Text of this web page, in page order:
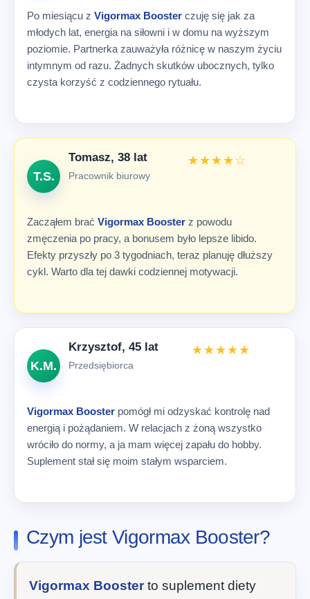
Po miesiącu z Vigormax Booster czuję się jak za
młodych lat, energia na siłowni i w domu na wyższym
poziomie. Partnerka zauważyła różnicę w naszym życiu
intymnym od razu. Żadnych skutków ubocznych, tylko
czysta korzyść z codziennego rytuału.
T.S.
Tomasz, 38 lat
Pracownik biurowy
★★★★☆
Zacząłem brać Vigormax Booster z powodu
zmęczenia po pracy, a bonusem było lepsze libido.
Efekty przyszły po 3 tygodniach, teraz planuję dłuższy
cykl. Warto dla tej dawki codziennej motywacji.
K.M.
Krzysztof, 45 lat
Przedsiębiorca
★★★★★
Vigormax Booster pomógł mi odzyskać kontrolę nad
energią i pożądaniem. W relacjach z żoną wszystko
wróciło do normy, a ja mam więcej zapału do hobby.
Suplement stał się moim stałym wsparciem.
Czym jest Vigormax Booster?
Vigormax Boosterto suplement diety